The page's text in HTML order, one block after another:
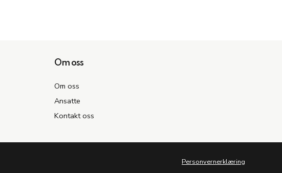
Om oss
Om oss
Ansatte
Kontakt oss
Personvernerklæring